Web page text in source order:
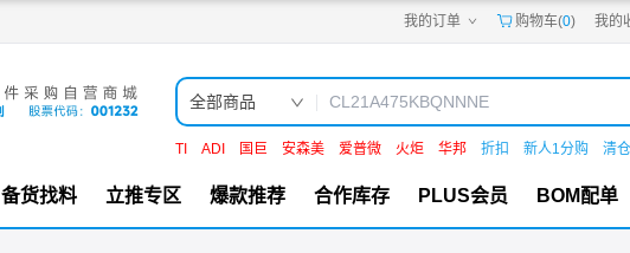
我的订单 购物车(0) 我的
嘉立创PCB
嘉立创FA
嘉立创EDA
机电工坊
全部商品
TI ADI 国巨 安森美 爱普微 火炬 华邦 折扣 新人1分购 清仓
备货找料 立推专区 爆款推荐 合作库存 PLUS会员 BOM配单